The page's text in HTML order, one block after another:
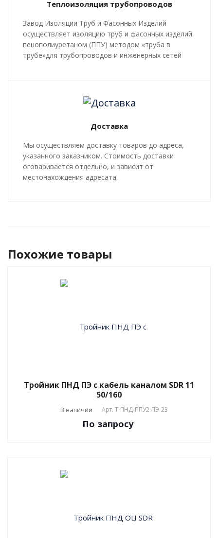
Теплоизоляция трубопроводов
Завод Изоляции Труб и Фасонных Изделий
осуществляет изоляцию труб и фасонных изделий
пенополиуретаном (ППУ) методом «труба в
трубе»для трубопроводов и инженерных сетей
Все работы, производящиеся в рамках
мероприятий по изоляции труб и трубопроводной
и СТ 4937-001-18929664-04.
Доставка
Мы осуществляем доставку товаров до адреса,
указанного заказчиком. Стоимость доставки
оговаривается отдельно, и зависит от
местонахождения адресата.
Похожие товары
Тройник ПНД ПЭ с кабель каналом SDR 11
50/160
В наличии Арт. T-ПНД-ППУ2-ПЭ-23
По запросу